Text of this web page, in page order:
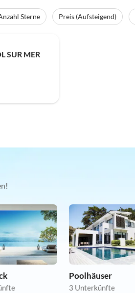
Sterne Preis (Aufsteigend)
SUR MER
Poolhäuser
3 Unterkünfte